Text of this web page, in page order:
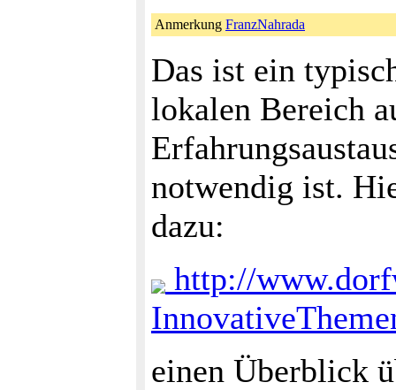
Anmerkung FranzNahrada
Das ist ein
lokalen Bereich
notwendig ist.
dazu:
http://
einen Überblick